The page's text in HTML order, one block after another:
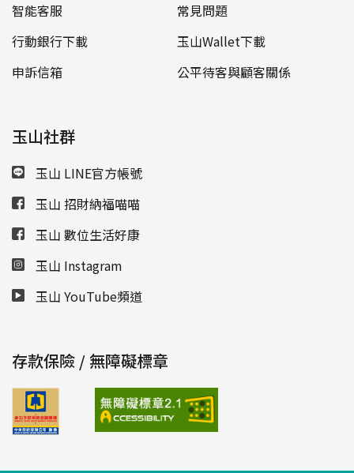
智能客服
常見問題
行動銀行下載
玉山Wallet下載
申訴信箱
公平待客與顧客關係
玉山社群
玉山 LINE官方帳號
玉山 招財納福喵喵
玉山 數位生活好康
玉山 Instagram
玉山 YouTube頻道
存款保險 / 無障礙標章